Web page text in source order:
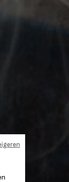
heeft.
op maat